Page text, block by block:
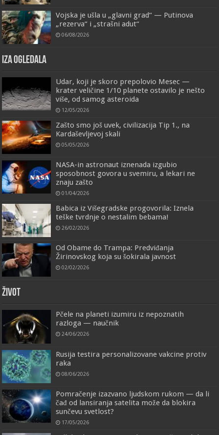
Vojska je ušla u „glavni grad“ — Putinova
„rezerva“ i „strašni adut“
06/08/2026
IZA OGLEDALA
Udar, koji je skoro prepolovio Mesec —
krater veličine 1/10 planete ostavilo je nešto
više, od samog asteroida
12/05/2026
Zašto smo još uvek, civilizacija Tip 1., na
Kardaševljevoj skali
05/05/2026
NASA-in astronaut iznenada izgubio
sposobnost govora u svemiru, a lekari ne
znaju zašto
01/04/2026
Babica iz Višegradske progovorila: Iznela
teške tvrdnje o nestalim bebama!
26/02/2026
Od Obame do Trampa: Predviđanja
Žirinovskog koja su šokirala javnost
02/02/2026
ŽIVOT
Pčele na planeti izumiru iz nepoznatih
razloga — naučnik
24/06/2026
Rusija testira personalizovane vakcine protiv
raka
08/06/2026
Pomračenje izazvano ljudskom rukom — da li
čađ od lansiranja satelita može da blokira
sunčevu svetlost?
17/05/2026